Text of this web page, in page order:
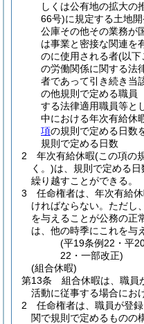
しくは公有地の拡大の
66号)に規定する土地
公庫その他その業務が
は事業と密接な関連を
のに使用される者(以下
の労働関係に関する法
者であって引き続き当
の他規則で定める職
する法律適用職員等と
中における年次有給休
項の規則で定める日数
規則で定める日数
2
年次有給休暇(この項の
く。)は、規則で定める
繰り越すことができる。
3
任命権者は、年次有給
ければならない。 ただし
を与えることが公務の正
は、他の時季にこれを与
(平19条例22・平
22・一部改正)
(組合休暇)
第13条
組合休暇は、職員
活動に従事する場合にお
2
任命権者は、職員が登
関で規則で定めるものの